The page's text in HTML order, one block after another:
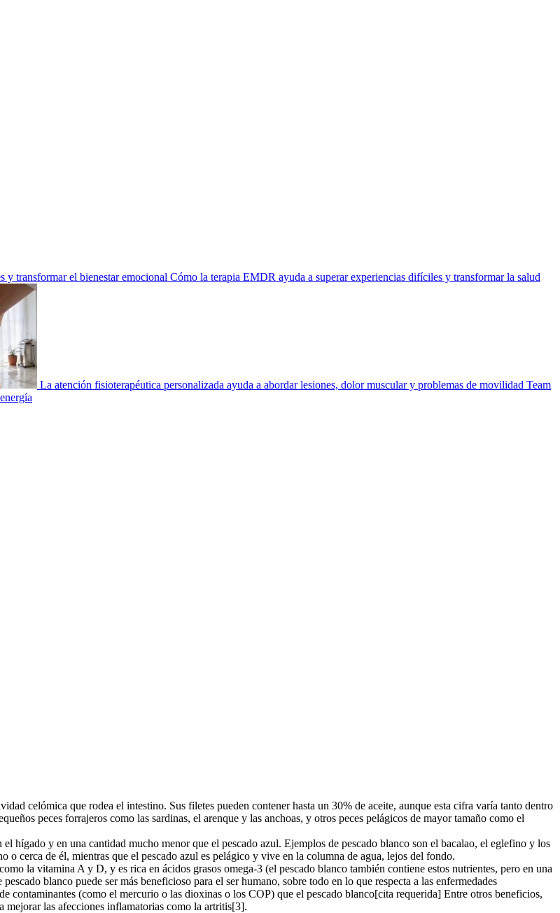
y transformar el bienestar emocional Cómo la terapia EMDR ayuda a superar experiencias difíciles y transformar la salud
La atención fisioterapéutica personalizada ayuda a abordar lesiones, dolor muscular y problemas de movilidad Team
celómica que rodea el intestino. Sus filetes pueden contener hasta un 30% de aceite, aunque esta cifra varía tanto dentro
peces forrajeros como las sardinas, el arenque y las anchoas, y otros peces pelágicos de mayor tamaño como el
hígado y en una cantidad mucho menor que el pescado azul. Ejemplos de pescado blanco son el bacalao, el eglefino y los
o cerca de él, mientras que el pescado azul es pelágico y vive en la columna de agua, lejos del fondo.
la vitamina A y D, y es rica en ácidos grasos omega-3 (el pescado blanco también contiene estos nutrientes, pero en una
blanco puede ser más beneficioso para el ser humano, sobre todo en lo que respecta a las enfermedades
contaminantes (como el mercurio o las dioxinas o los COP) que el pescado blanco[cita requerida] Entre otros beneficios,
mejorar las afecciones inflamatorias como la artritis[3].